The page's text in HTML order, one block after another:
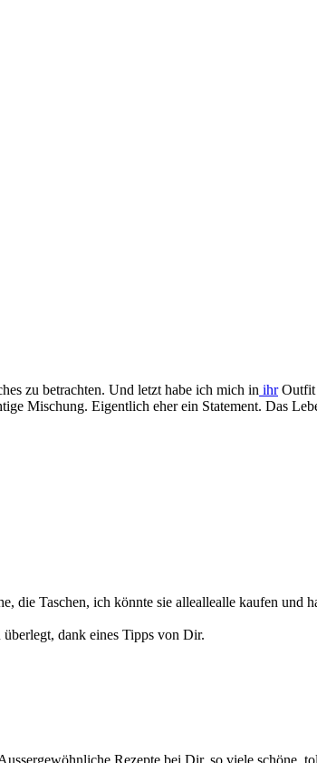
zu betrachten. Und letzt habe ich mich in ihrOutfit
Mischung. Eigentlich eher ein Statement. Das
Taschen, ich könnte sie alleallealle kaufen und
dank eines Tipps von Dir.